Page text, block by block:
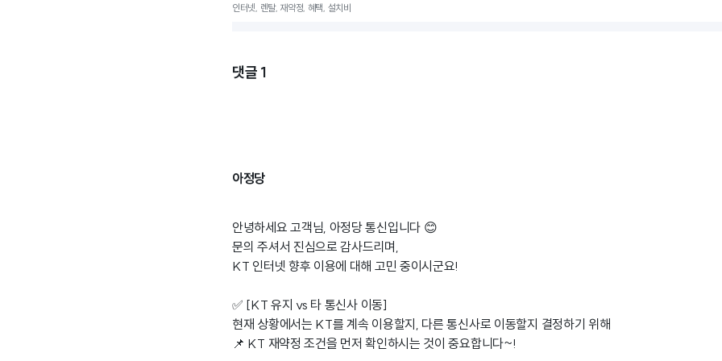
인터넷, 렌탈, 재약정, 혜택, 설치비
댓글 1
아정당
안녕하세요 고객님, 아정당 통신입니다 😊
문의 주셔서 진심으로 감사드리며,
KT 인터넷 향후 이용에 대해 고민 중이시군요!
✅ [KT 유지 vs 타 통신사 이동]
현재 상황에서는 KT를 계속 이용할지, 다른 통신사로 이동할지 결정하기 위해
📌 KT 재약정 조건을 먼저 확인하시는 것이 중요합니다~!